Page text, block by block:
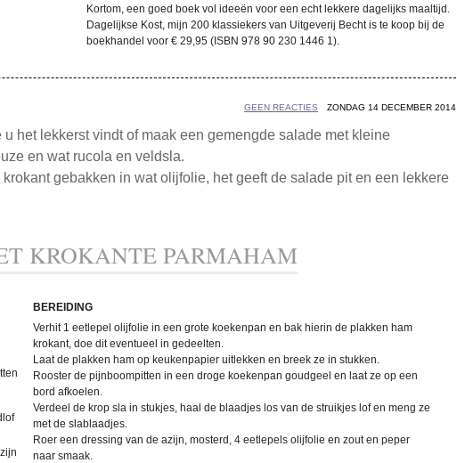
Kortom, een goed boek vol ideeën voor een echt lekkere dagelijks maaltijd.
Dagelijkse Kost, mijn 200 klassiekers van Uitgeverij Becht is te koop bij de
boekhandel voor € 29,95 (ISBN 978 90 230 1446 1).
ZONDAG 14 DECEMBER 2014
GEEN REACTIES
u het lekkerst vindt of maak een gemengde salade met kleine
en wat rucola en veldsla.
krokant gebakken in wat olijfolie, het geeft de salade pit en een lekkere
KROKANTE PARMAHAM
BEREIDING
Verhit 1 eetlepel olijfolie in een grote koekenpan en bak hierin de plakken ham
krokant, doe dit eventueel in gedeelten.
Laat de plakken ham op keukenpapier uitlekken en breek ze in stukken.
Rooster de pijnboompitten in een droge koekenpan goudgeel en laat ze op een
bord afkoelen.
Verdeel de krop sla in stukjes, haal de blaadjes los van de struikjes lof en meng ze
met de slablaadjes.
Roer een dressing van de azijn, mosterd, 4 eetlepels olijfolie en zout en peper
naar smaak.